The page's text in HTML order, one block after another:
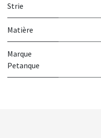
Strie
Matière
Marque
Petanque